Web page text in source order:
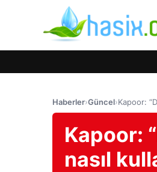
Haberler›Güncel›Kapoor:
Kapoor:
nasıl